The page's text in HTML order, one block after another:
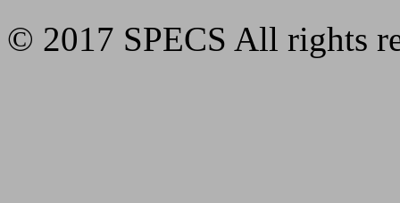
© 2017 SPECS All rights